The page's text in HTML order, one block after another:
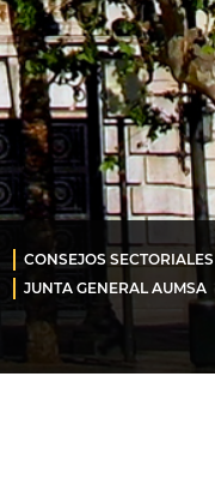
CONSEJOS SECTORIALES
JUNTA GENERAL AUMSA